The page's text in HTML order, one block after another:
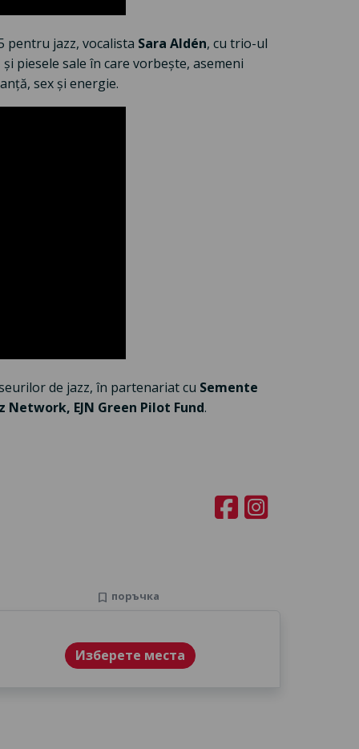
pentru jazz, vocalista Sara Aldén, cu trio-ul
piesele sale în care vorbește, asemeni
sex și energie.
de jazz, în partenariat cu Semente
Network, EJN Green Pilot Fund.
bookmark поръчка
Изберете места